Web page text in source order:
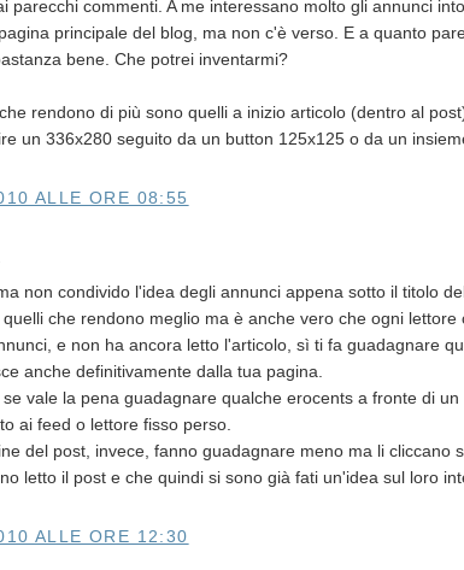
parecchi commenti. A me interessano molto gli annunci
principale del blog, ma non c'è verso. E a quanto
bene. Che potrei inventarmi?
rendono di più sono quelli a inizio articolo (dentro al
un 336x280 seguito da un button 125x125 o da un
ALLE ORE 08:55
non condivido l'idea degli annunci appena sotto il titolo
che rendono meglio ma è anche vero che ogni lettore
e non ha ancora letto l'articolo, sì ti fa guadagnare
anche definitivamente dalla tua pagina.
vale la pena guadagnare qualche erocents a fronte di un
ai feed o lettore fisso perso.
del post, invece, fanno guadagnare meno ma li cliccano
letto il post e che quindi si sono già fati un'idea sul loro
ALLE ORE 12:30